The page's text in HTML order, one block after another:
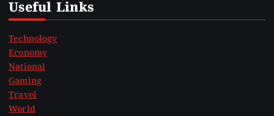
Useful Links
Technology
Economy
National
Gaming
Travel
World